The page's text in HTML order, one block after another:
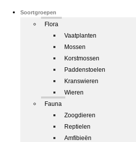
Soortgroepen
Flora
Vaatplanten
Mossen
Korstmossen
Paddenstoelen
Kranswieren
Wieren
Fauna
Zoogdieren
Reptielen
Amfibieën